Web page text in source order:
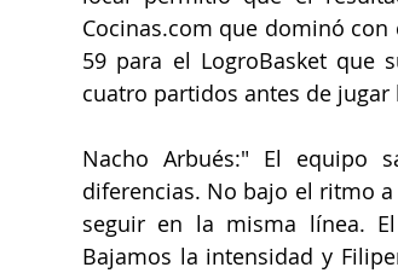
Cocinas.com que dominó
59 para el LogroBasket que
cuatro partidos antes de jugar
Nacho Arbués:" El equipo
diferencias. No bajo el ritmo
seguir en la misma línea.
Bajamos la intensidad y